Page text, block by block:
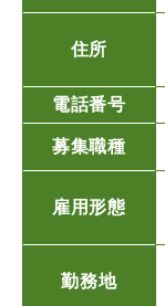
住所
電話番号
募集職種
雇用形態
勤務地